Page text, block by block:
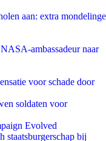
aan: extra mondelinge
ambassadeur naar
voor schade door
soldaten voor
Evolved
staatsburgerschap bij